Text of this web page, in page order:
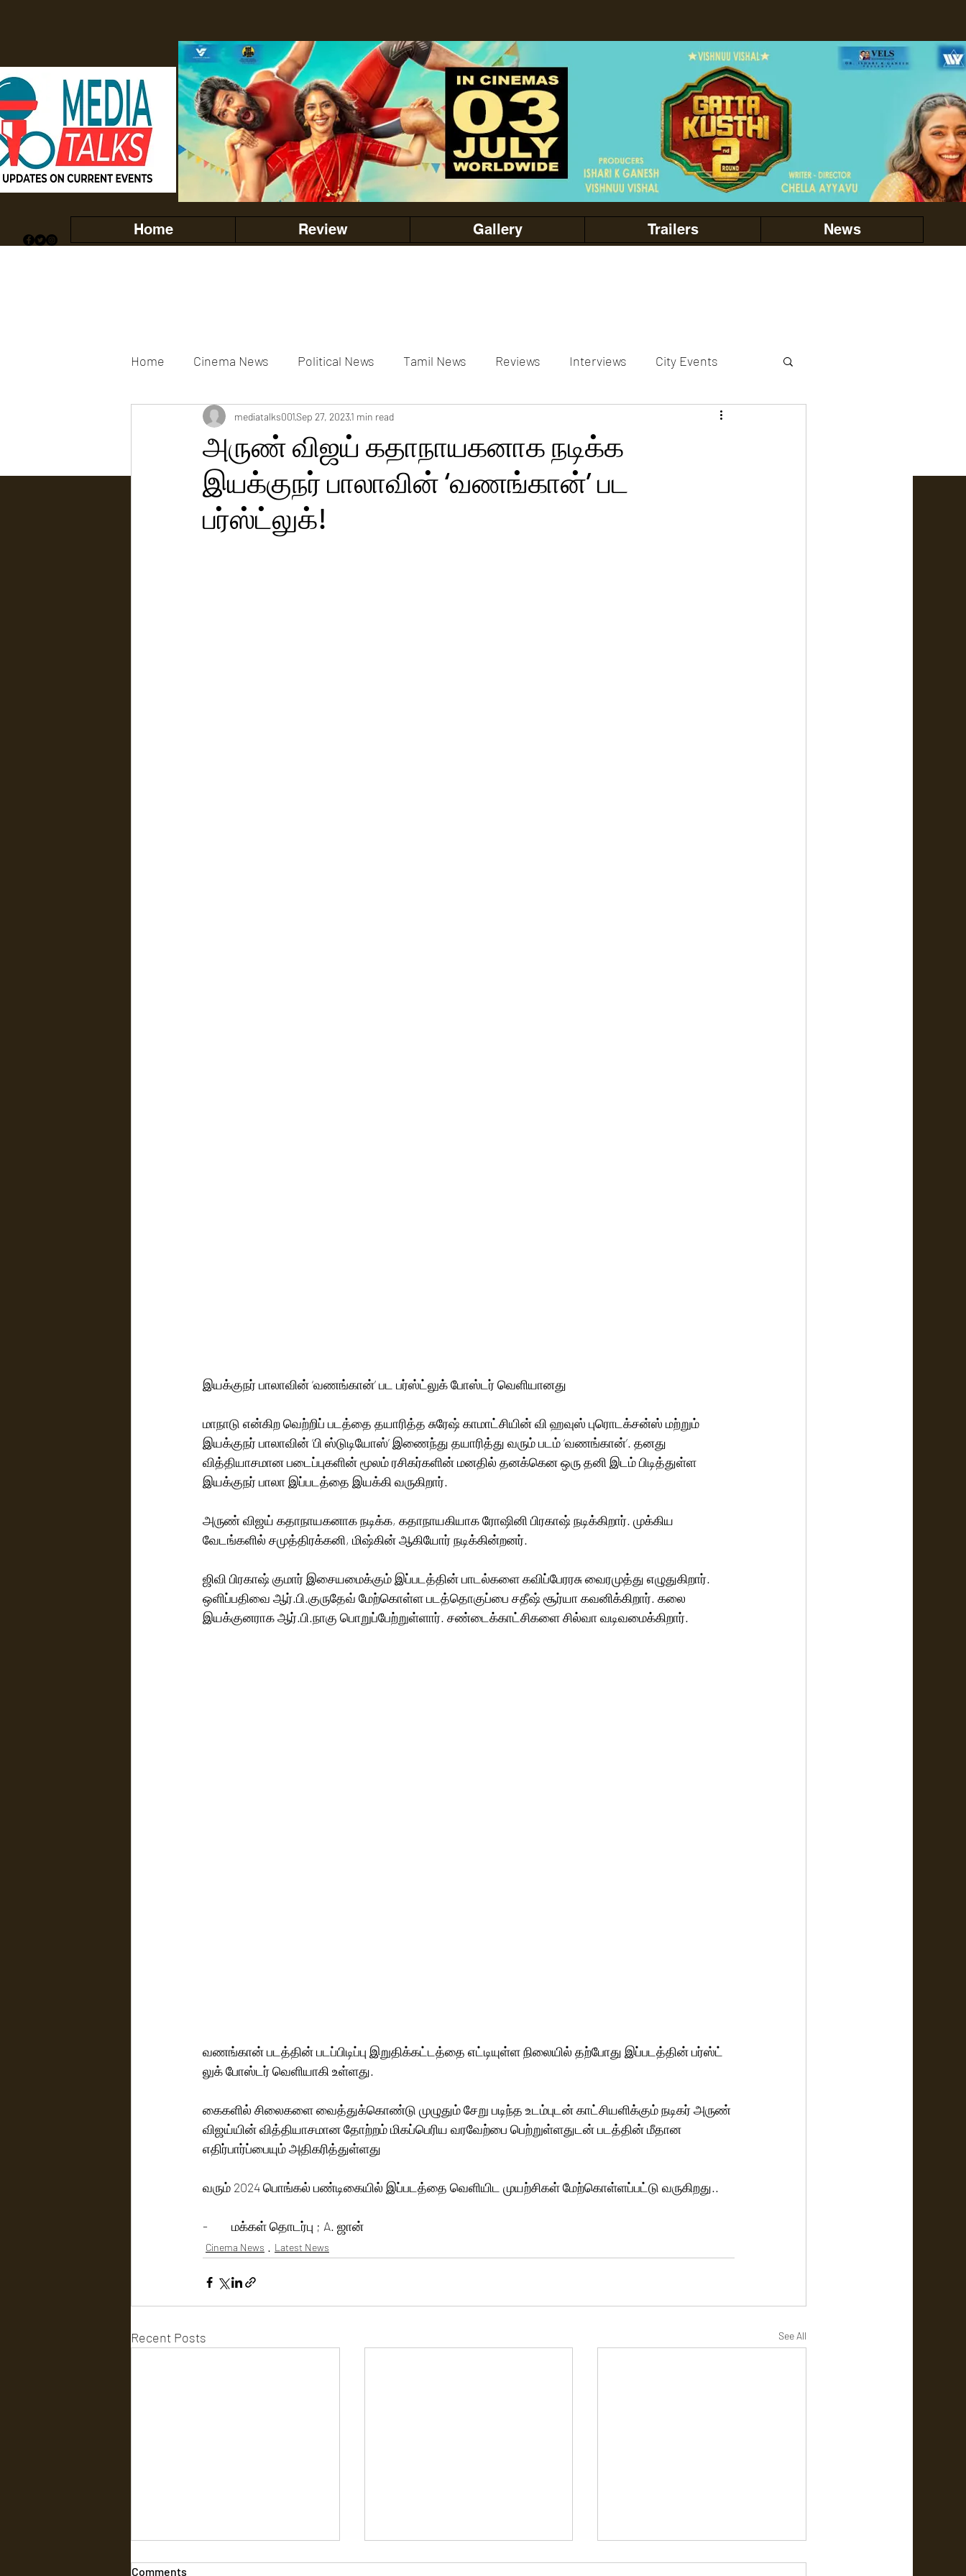
Home Review Gallery Trailers News
Home Cinema News Political News Tamil News Reviews Interviews City Events
Movies Gallery Actress Gallery Events Gallery actors gallery
அருண் விஜய் கதாநாயகனாக நடிக்க
இயக்குநர் பாலாவின் ‘வணங்கான்’ பட
பர்ஸ்ட்லுக்!
mediatalks001Sep 27, 20231 min read
இயக்குநர் பாலாவின் ‘வணங்கான்’ பட பர்ஸ்ட்லுக் போஸ்டர் வெளியானது
மாநாடு என்கிற வெற்றிப் படத்தை தயாரித்த சுரேஷ் காமாட்சியின் வி ஹவுஸ் புரொடக்சன்ஸ் மற்றும்
இயக்குநர் பாலாவின் ‘பி ஸ்டுடியோஸ்’ இணைந்து தயாரித்து வரும் படம் ‘வணங்கான்’. தனது
வித்தியாசமான படைப்புகளின் மூலம் ரசிகர்களின் மனதில் தனக்கென ஒரு தனி இடம் பிடித்துள்ள
இயக்குநர் பாலா இப்படத்தை இயக்கி வருகிறார்.
அருண் விஜய் கதாநாயகனாக நடிக்க, கதாநாயகியாக ரோஷினி பிரகாஷ் நடிக்கிறார். முக்கிய
வேடங்களில் சமுத்திரக்கனி, மிஷ்கின் ஆகியோர் நடிக்கின்றனர்.
ஜிவி பிரகாஷ் குமார் இசையமைக்கும் இப்படத்தின் பாடல்களை கவிப்பேரரசு வைரமுத்து எழுதுகிறார்.
ஒளிப்பதிவை ஆர்.பி.குருதேவ் மேற்கொள்ள படத்தொகுப்பை சதீஷ் சூர்யா கவனிக்கிறார். கலை
இயக்குனராக ஆர்.பி.நாகு பொறுப்பேற்றுள்ளார். சண்டைக்காட்சிகளை சில்வா வடிவமைக்கிறார்.
வணங்கான் படத்தின் படப்பிடிப்பு இறுதிக்கட்டத்தை எட்டியுள்ள நிலையில் தற்போது இப்படத்தின் பர்ஸ்ட்
லுக் போஸ்டர் வெளியாகி உள்ளது.
கைகளில் சிலைகளை வைத்துக்கொண்டு முழுதும் சேறு படிந்த உடம்புடன் காட்சியளிக்கும் நடிகர் அருண்
விஜய்யின் வித்தியாசமான தோற்றம் மிகப்பெரிய வரவேற்பை பெற்றுள்ளதுடன் படத்தின் மீதான
எதிர்பார்ப்பையும் அதிகரித்துள்ளது
வரும் 2024 பொங்கல் பண்டிகையில் இப்படத்தை வெளியிட முயற்சிகள் மேற்கொள்ளப்பட்டு வருகிறது..
-	மக்கள் தொடர்பு ; A. ஜான்
Cinema News Latest News
Recent Posts See All
Comments